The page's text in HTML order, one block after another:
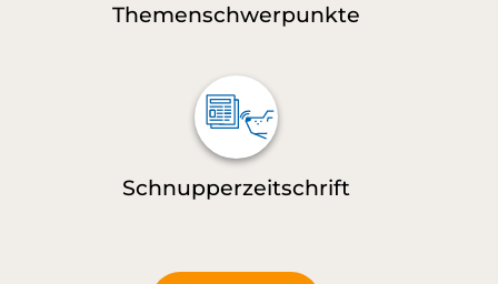
Themenschwerpunkte
Schnupperzeitschrift